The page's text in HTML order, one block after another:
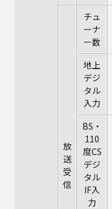
放
送
受
信
チュ
ーナ
ー数
地上
デジ
タル
入力
BS・
110
度CS
デジ
タル
IF入
力